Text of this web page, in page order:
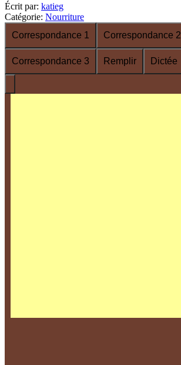
Écrit par: katieg
Catégorie: Nourriture
Correspondance 1
Correspondance 2
Correspondance 3 Remplir Dictée